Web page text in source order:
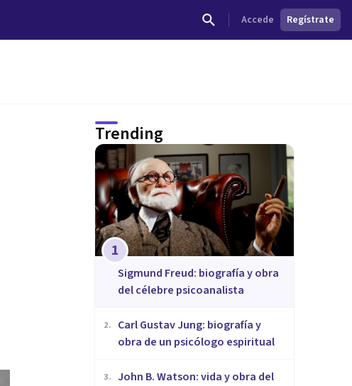
Accede Regístrate
Trending
1
Sigmund Freud: biografía y obra
del célebre psicoanalista
2.
​Carl Gustav Jung: biografía y
obra de un psicólogo espiritual
3. John B. Watson: vida y obra del